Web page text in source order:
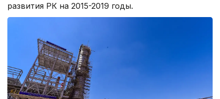
развития РК на 2015-2019 годы.